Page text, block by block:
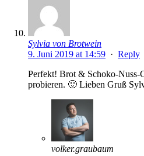
Sylvia von Brotwein
9. Juni 2019 at 14:59 · Reply
Perfekt! Brot & Schoko-Nuss-
probieren. 🙂 Lieben Gruß
volker.graubaum